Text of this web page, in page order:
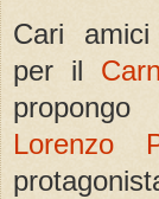
Cari
per il
Lorenzo